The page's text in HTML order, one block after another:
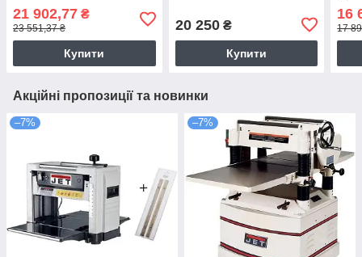
21 902,77 ₴
23 551,37 ₴
Купити
20 250₴
Купити
16
17
Акційні пропозиції та новинки
–7% –7%